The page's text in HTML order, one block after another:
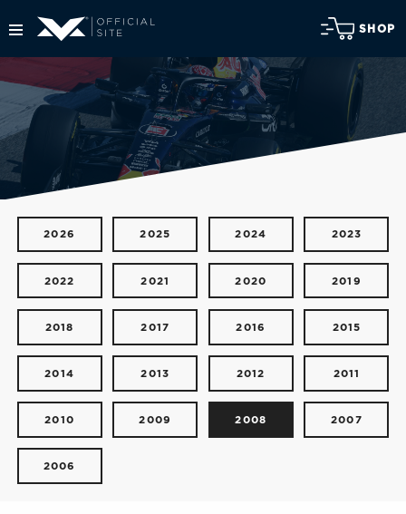
SHOP
2026 2025 2024 2023
2022 2021 2020 2019
2018 2017 2016 2015
2014 2013 2012 2011
2010 2009 2008 2007
2006